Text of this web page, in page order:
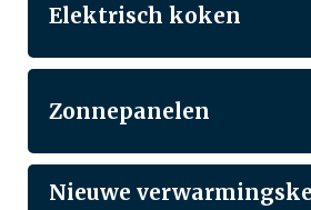
Elektrisch koken
Zonnepanelen
Nieuwe